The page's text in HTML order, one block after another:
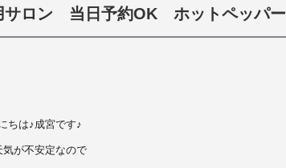
ロン 当日予約OK ホットペッパー
ちは♪成宮です♪
気が不安定なので